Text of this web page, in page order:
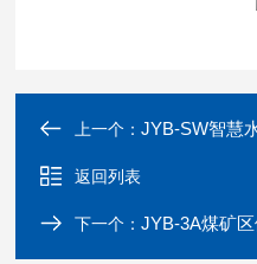
上一个：JYB-SW智慧水文
返回列表
下一个：JYB-3A煤矿区